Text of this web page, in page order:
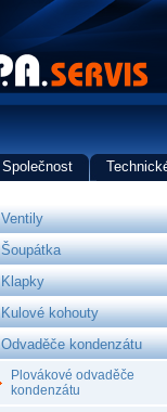
Společnost
Ventily
Šoupátka
Klapky
Kulové kohouty
Odvaděče kondenzátu
Plovákové odvaděče
kondenzátu